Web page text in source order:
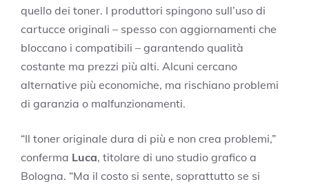
quello dei toner. I produttori spingono sull’uso di
cartucce originali – spesso con aggiornamenti che
bloccano i compatibili – garantendo qualità
costante ma prezzi più alti. Alcuni cercano
alternative più economiche, ma rischiano problemi
di garanzia o malfunzionamenti.
“Il toner originale dura di più e non crea problemi,”
conferma Luca, titolare di uno studio grafico a
Bologna. “Ma il costo si sente, soprattutto se si